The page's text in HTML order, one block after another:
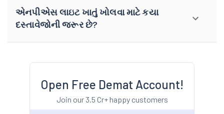
એનપીએસ લાઇટ ખાતું ખોલવા માટે કયા
દસ્તાવેજોની જરૂર છે?
Open Free Demat Account!
Join our 3.5 Cr+ happy customers